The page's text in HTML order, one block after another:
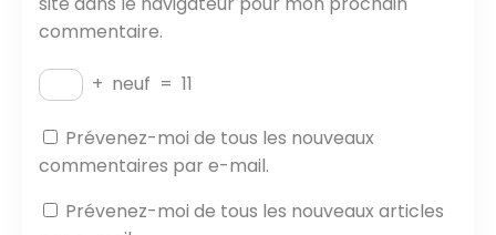
commentaire.
+ neuf = 11
Prévenez-moi de tous les nouveaux
commentaires par e-mail.
Prévenez-moi de tous les nouveaux articles